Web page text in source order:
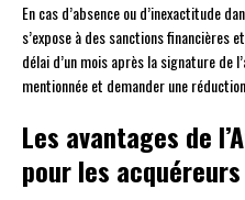
En cas d’absence ou d’inexactitude
s’expose à des sanctions financières
délai d’un mois après la signature de
mentionnée et demander une
Les avantages de
pour les acquéreurs